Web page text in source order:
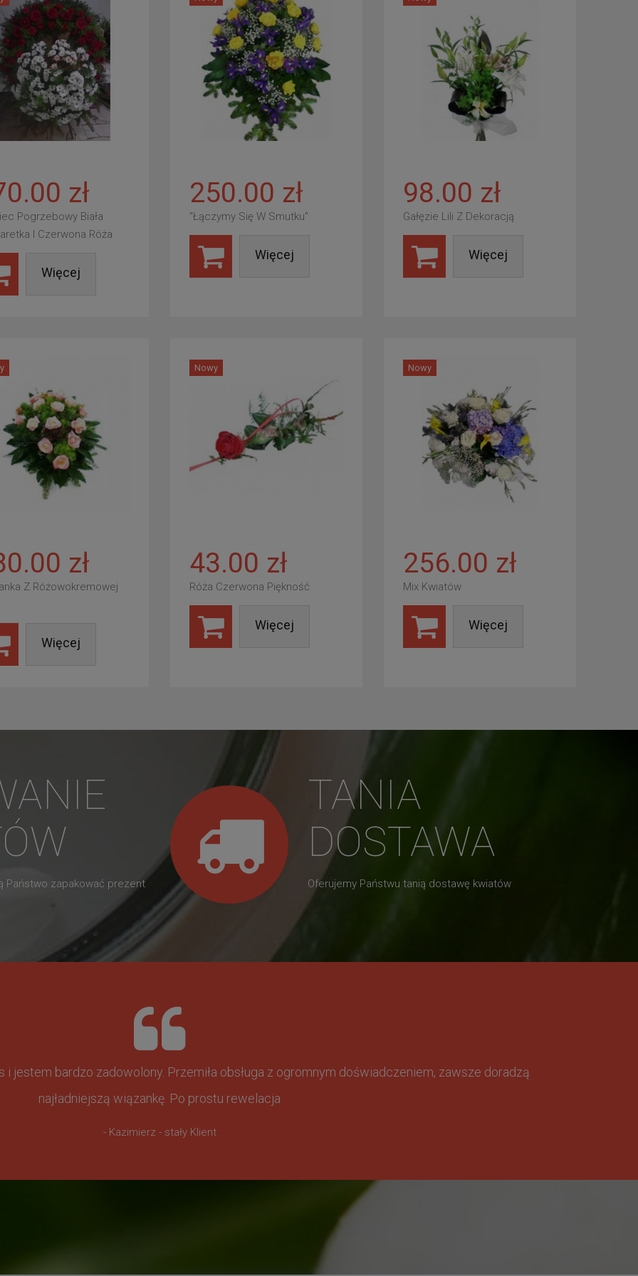
zł
Pogrzebowy Biała
I Czerwona Róża
Więcej
250.00 zł
"Łączymy Się W Smutku"
Więcej
98.00 zł
Gałęzie Lili Z Dekoracją
Więcej
zł
Z Różowokremowej
Więcej
Nowy
43.00 zł
Róża Czerwona Piękność
Więcej
Nowy
256.00 zł
Mix Kwiatów
Więcej
Państwo zapakować prezent
TANIA
DOSTAWA
Oferujemy Państwu tanią dostawę kwiatów
jestem bardzo zadowolony. Przemiła obsługa z ogromnym doświadczeniem, zawsze doradzą
najładniejszą wiązankę. Po prostu rewelacja
- Kazimierz - stały Klient